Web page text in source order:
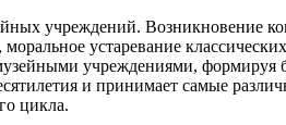
учреждений. Возникновение
устаревание
учреждениями, формируя
и принимает самые
цикла.